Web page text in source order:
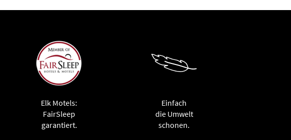
Elk Motels:
FairSleep
garantiert.
Einfach
die Umwelt
schonen.